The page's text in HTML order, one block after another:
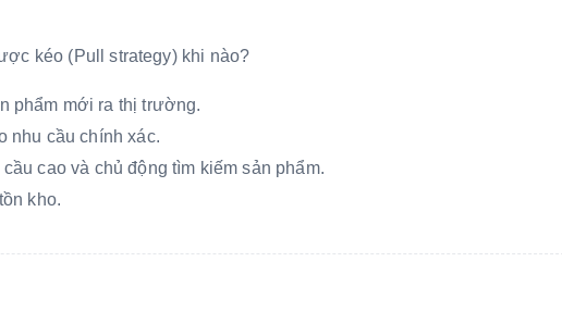
kéo (Pull strategy) khi nào?
phẩm mới ra thị trường.
nhu cầu chính xác.
cao và chủ động tìm kiếm sản phẩm.
kho.